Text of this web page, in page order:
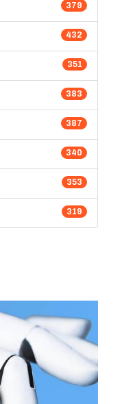
379
432
351
383
387
340
353
319